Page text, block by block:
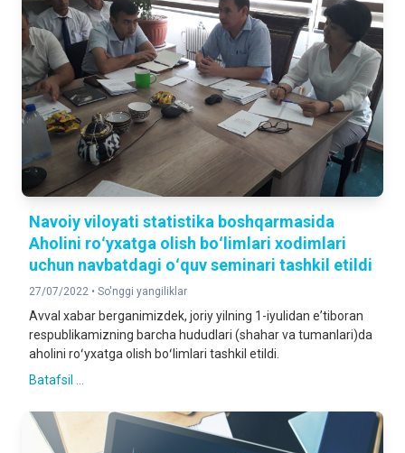
Navoiy viloyati statistika boshqarmasida
Aholini roʻyxatga olish boʻlimlari xodimlari
uchun navbatdagi oʻquv seminari tashkil etildi
27/07/2022 • So'nggi yangiliklar
Avval xabar berganimizdek, joriy yilning 1-iyulidan eʼtiboran
respublikamizning barcha hududlari (shahar va tumanlari)da
aholini roʻyxatga olish boʻlimlari tashkil etildi.
Batafsil ...